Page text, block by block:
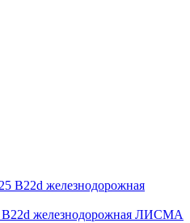
В22d железнодорожная ЛИСМА